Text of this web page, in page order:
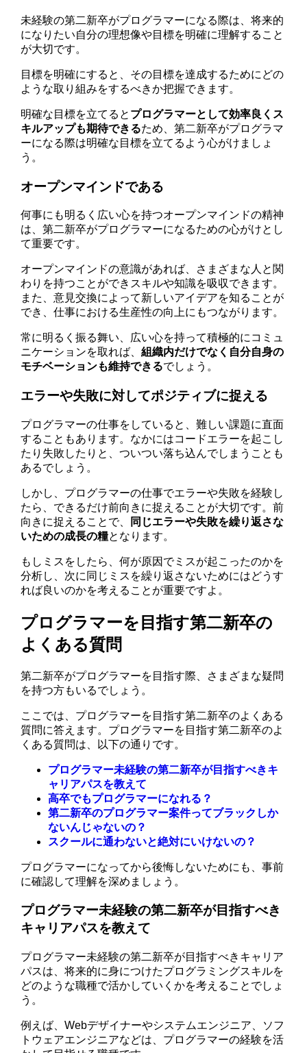
未経験の第二新卒がプログラマーになる際は、将来的
になりたい自分の理想像や目標を明確に理解すること
が大切です。
目標を明確にすると、その目標を達成するためにどの
ような取り組みをするべきか把握できます。
明確な目標を立てると プログラマーとして効率良くス
キルアップも期待できるため、第二新卒がプログラマ
ーになる際は明確な目標を立てるよう心がけましょ
う。
オープンマインドである
何事にも明るく広い心を持つオープンマインドの精神
は、第二新卒がプログラマーになるための心がけとし
て重要です。
オープンマインドの意識があれば、さまざまな人と関
わりを持つことができスキルや知識を吸収できます。
また、意見交換によって新しいアイデアを知ることが
でき、仕事における生産性の向上にもつながります。
常に明るく振る舞い、広い心を持って積極的にコミュ
ニケーションを取れば、組織内だけでなく自分自身の
モチベーションも維持できるでしょう。
エラーや失敗に対してポジティブに捉える
プログラマーの仕事をしていると、難しい課題に直面
することもあります。なかにはコードエラーを起こし
たり失敗したりと、ついつい落ち込んでしまうことも
あるでしょう。
しかし、プログラマーの仕事でエラーや失敗を経験し
たら、できるだけ前向きに捉えることが大切です。前
向きに捉えることで、
同じエラーや失敗を繰り返さな
いための成長の糧となります。
もしミスをしたら、何が原因でミスが起こったのかを
分析し、次に同じミスを繰り返さないためにはどうす
れば良いのかを考えることが重要ですよ。
プログラマーを目指す第二新卒の
よくある質問
第二新卒がプログラマーを目指す際、さまざまな疑問
を持つ方もいるでしょう。
ここでは、プログラマーを目指す第二新卒のよくある
質問に答えます。プログラマーを目指す第二新卒のよ
くある質問は、以下の通りです。
プログラマー未経験の第二新卒が目指すべきキ
ャリアパスを教えて
高卒でもプログラマーになれる？
第二新卒のプログラマー案件ってブラックしか
ないんじゃないの？
スクールに通わないと絶対にいけないの？
プログラマーになってから後悔しないためにも、事前
に確認して理解を深めましょう。
プログラマー未経験の第二新卒が目指すべき
キャリアパスを教えて
プログラマー未経験の第二新卒が目指すべきキャリア
パスは、将来的に身につけたプログラミングスキルを
どのような職種で活かしていくかを考えることでしょ
う。
例えば、Webデザイナーやシステムエンジニア、ソフ
トウェアエンジニアなどは、プログラマーの経験を活